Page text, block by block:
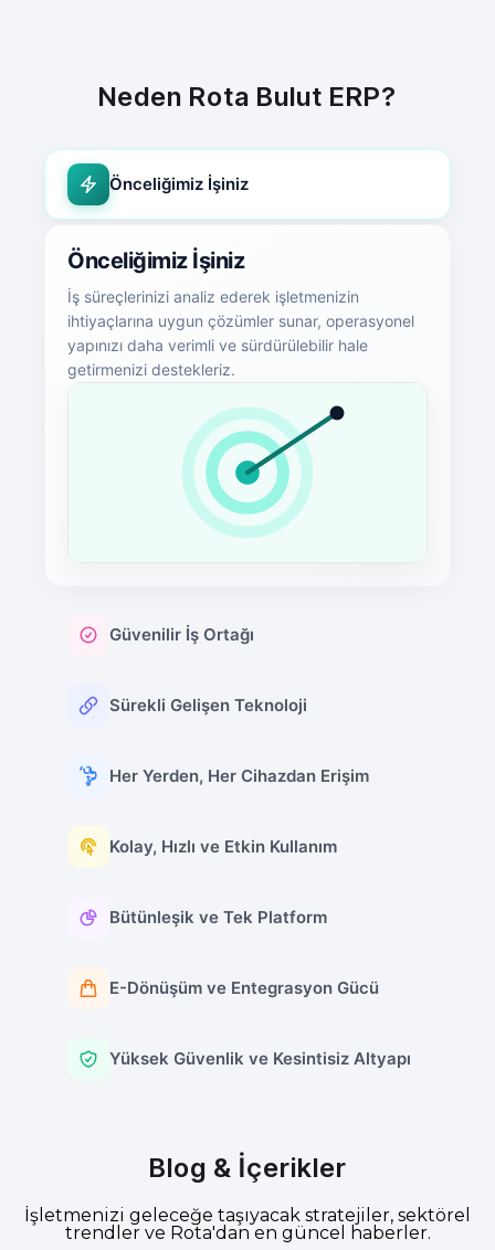
Neden Rota Bulut ERP?
Önceliğimiz İşiniz
Önceliğimiz İşiniz
İş süreçlerinizi analiz ederek işletmenizin
ihtiyaçlarına uygun çözümler sunar, operasyonel
yapınızı daha verimli ve sürdürülebilir hale
getirmenizi destekleriz.
Güvenilir İş Ortağı
Sürekli Gelişen Teknoloji
Her Yerden, Her Cihazdan Erişim
Kolay, Hızlı ve Etkin Kullanım
Bütünleşik ve Tek Platform
E-Dönüşüm ve Entegrasyon Gücü
Yüksek Güvenlik ve Kesintisiz Altyapı
Blog & İçerikler
İşletmenizi geleceğe taşıyacak stratejiler, sektörel
trendler ve Rota'dan en güncel haberler.